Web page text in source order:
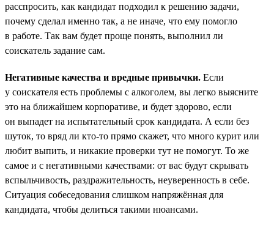
расспросить, как кандидат подходил к решению задачи,
почему сделал именно так, а не иначе, что ему помогло
в работе. Так вам будет проще понять, выполнил ли
соискатель задание сам.
Негативные качества и вредные привычки. Если
у соискателя есть проблемы с алкоголем, вы легко выясните
это на ближайшем корпоративе, и будет здорово, если
он выпадет на испытательный срок кандидата. А если без
шуток, то вряд ли кто-то прямо скажет, что много курит или
любит выпить, и никакие проверки тут не помогут. То же
самое и с негативными качествами: от вас будут скрывать
вспыльчивость, раздражительность, неуверенность в себе.
Ситуация собеседования слишком напряжённая для
кандидата, чтобы делиться такими нюансами.